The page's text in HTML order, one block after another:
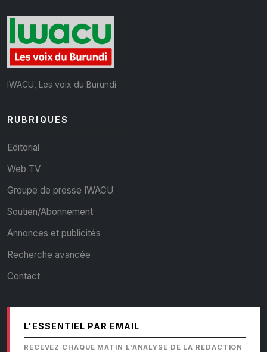
IWACU, Les voix du Burundi
RUBRIQUES
Editorial
Web TV
Groupe de presse IWACU
Soutien/Abonnement
Annonces et publicités
Recherche avancée
Contact
L'ESSENTIEL PAR EMAIL
RECEVEZ CHAQUE MATIN L'ANALYSE DE LA RÉDACTION